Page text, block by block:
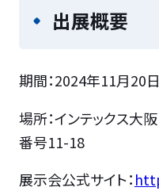
出展概要
期間：2024年11月20日
場所：インテックス大
番号11-18
展示会公式サイト：